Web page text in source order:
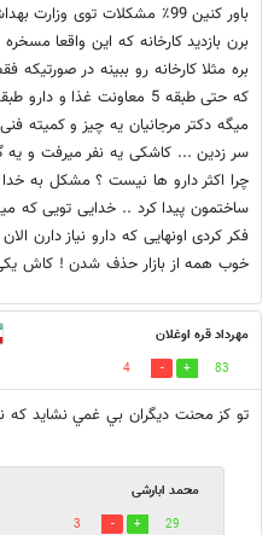
باور کنین 99٪ مشکلات توی
برن بازدید کارخانه که این واقعا
بره مثلا کارخانه رو ببینه در
میگه دکتر مرجانیان یه چیز و کمیته
سر زدین ... کاشکی یه نفر میرفت و
چرا اکثر دارو ها نیست ؟ مشکل به
ساختمون پیدا کرد .. خدایی تویی که
فکر کردی اونهایی که دارو نیاز دارن
خوب همه از بازار حذف شدن ! کاش
مهرداد قره اوغلان
83
4
تو کز محنت ديگران بي غمي نشايد که
محمد ابارشی
29
3